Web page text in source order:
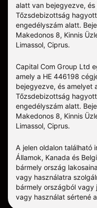
alatt van bejegyezve,
Tőzsdebizottság
engedélyszám alatt.
Makedonos 8, Kinnis
Limassol, Ciprus.
Capital Com Group Ltd
amely a ΗΕ 446198
bejegyezve, és amelyet
Tőzsdebizottság
engedélyszám alatt.
Makedonos 8, Kinnis
Limassol, Ciprus.
A jelen oldalon található
Államok, Kanada és
bármely ország
vagy használatra
bármely országból vagy
vagy használat sértené